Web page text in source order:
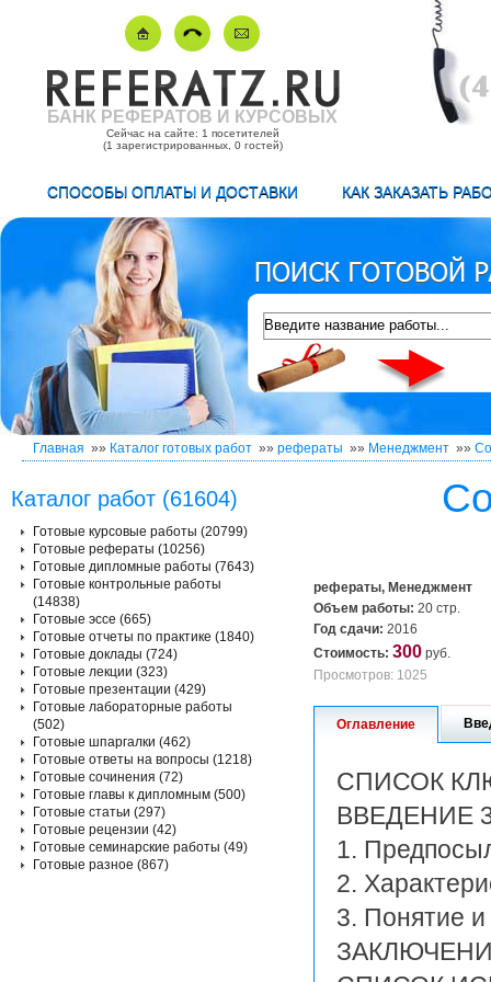
БАНК РЕФЕРАТОВ И КУРСОВЫХ
Сейчас на сайте: 1 посетителей
(1 зарегистрированных, 0 гостей)
СПОСОБЫ ОПЛАТЫ И ДОСТАВКИ КАК ЗАКАЗАТЬ
Главная »» Каталог готовых работ »» рефераты »» Менеджмент »»
рефераты, Менеджмент
Объем работы: 20 стр.
Год сдачи: 2016
Стоимость: 300 руб.
Просмотров: 1025
Оглавление
СПИСОК
ВВЕДЕНИЕ
1.
2.
3. Понятие
Каталог работ (61604)
Готовые курсовые работы (20799)
Готовые рефераты (10256)
Готовые дипломные работы (7643)
Готовые контрольные работы
(14838)
Готовые эссе (665)
Готовые отчеты по практике (1840)
Готовые доклады (724)
Готовые лекции (323)
Готовые презентации (429)
Готовые лабораторные работы
(502)
Готовые шпаргалки (462)
Готовые ответы на вопросы (1218)
Готовые сочинения (72)
Готовые главы к дипломным (500)
Готовые статьи (297)
Готовые рецензии (42)
Готовые семинарские работы (49)
Готовые разное (867)